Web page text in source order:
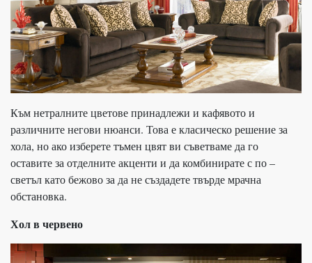
Към нетралните цветове принадлежи и кафявото и
различните негови нюанси. Това е класическо решение за
хола, но ако изберете тъмен цвят ви съветваме да го
оставите за отделните акценти и да комбинирате с по –
светъл като бежово за да не създадете твърде мрачна
обстановка.
Хол в червено